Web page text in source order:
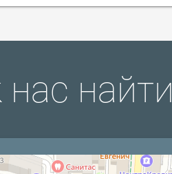
нас найти